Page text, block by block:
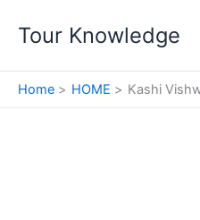
Tour Knowledge
Home HOME Kashi